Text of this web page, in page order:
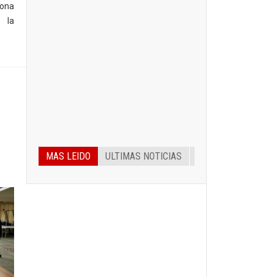
la
MAS LEIDO ULTIMAS NOTICIAS